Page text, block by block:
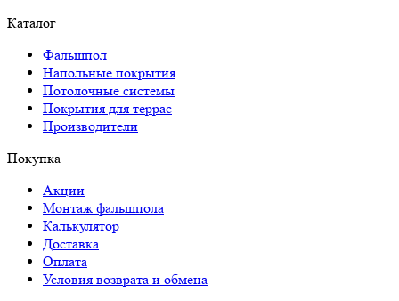
Каталог
Фальшпол
Напольные покрытия
Потолочные системы
Покрытия для террас
Производители
Покупка
Акции
Монтаж фальшпола
Калькулятор
Доставка
Оплата
Условия возврата и обмена